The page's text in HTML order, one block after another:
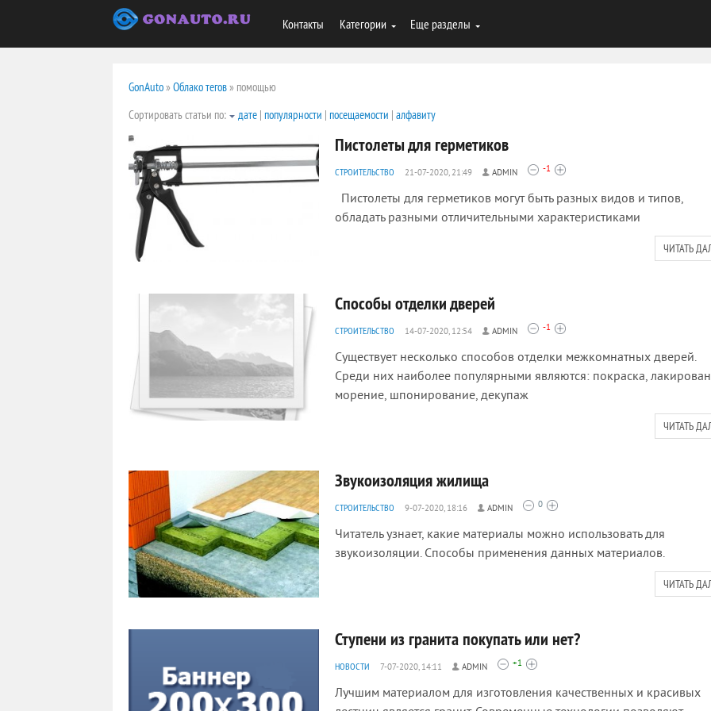
Контакты Категории Еще разделы
GonAuto» Облако тегов» помощью
Сортировать статьи по:
дате | популярности | посещаемости | алфавиту
Пистолеты для герметиков
СТРОИТЕЛЬСТВО 21-07-2020, 21:49 ADMIN -1
Пистолеты для герметиков могут быть разных видов и типов,
обладать разными отличительными характеристиками
ЧИТАТЬ
Способы отделки дверей
СТРОИТЕЛЬСТВО 14-07-2020, 12:54 ADMIN -1
Существует несколько способов отделки межкомнатных дверей.
Среди них наиболее популярными являются: покраска,
морение, шпонирование, декупаж
ЧИТАТЬ
Звукоизоляция жилища
СТРОИТЕЛЬСТВО 9-07-2020, 18:16 ADMIN 0
Читатель узнает, какие материалы можно использовать для
звукоизоляции. Способы применения данных материалов.
ЧИТАТЬ
Ступени из гранита покупать или нет?
НОВОСТИ 7-07-2020, 14:11 ADMIN +1
Лучшим материалом для изготовления качественных и красивых